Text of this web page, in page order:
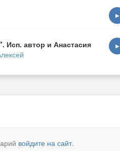
▶
Исп. автор и Анастасия
▶
войдите на сайт.